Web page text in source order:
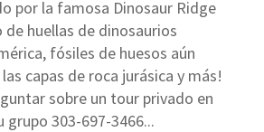
por la famosa Dinosaur Ridge
de huellas de dinosaurios
fósiles de huesos aún
capas de roca jurásica y más!
sobre un tour privado en
grupo 303-697-3466...